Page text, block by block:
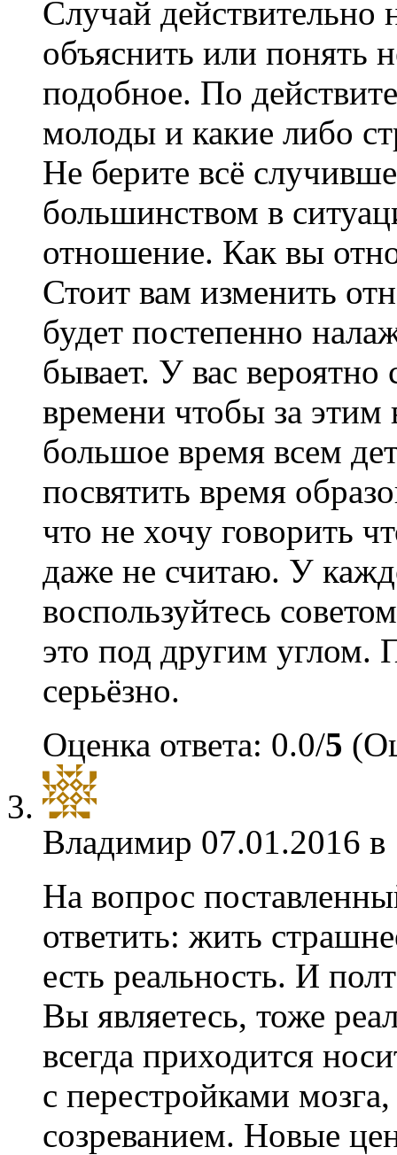
Случай действительно
объяснить или понять
подобное. По
молоды и какие либо
Не берите всё
большинством в
отношение. Как вы
Стоит вам изменить
будет постепенно
бывает. У вас
времени чтобы за этим
большое время всем
посвятить время
что не хочу говорить
даже не считаю. У
воспользуйтесь
это под другим углом.
серьёзно.
Оценка ответа: 0.0/5
Владимир 07.01.2016
На вопрос
ответить: жить
есть реальность. И
Вы являетесь, тоже
всегда приходится
с перестройками
созреванием. Новые